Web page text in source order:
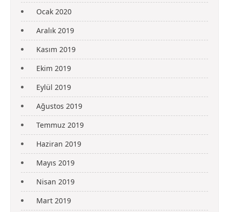
Ocak 2020
Aralık 2019
Kasım 2019
Ekim 2019
Eylül 2019
Ağustos 2019
Temmuz 2019
Haziran 2019
Mayıs 2019
Nisan 2019
Mart 2019